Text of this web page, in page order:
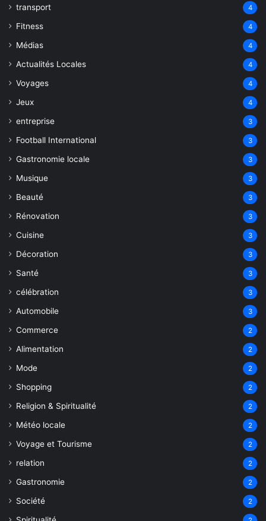
transport 4
Fitness 4
Médias 4
Actualités Locales 4
Voyages 4
Jeux 4
entreprise 3
Football International 3
Gastronomie locale 3
Musique 3
Beauté 3
Rénovation 3
Cuisine 3
Décoration 3
Santé 3
célébration 3
Automobile 3
Commerce 2
Alimentation 2
Mode 2
Shopping 2
Religion & Spiritualité 2
Météo locale 2
Voyage et Tourisme 2
relation 2
Gastronomie 2
Société 2